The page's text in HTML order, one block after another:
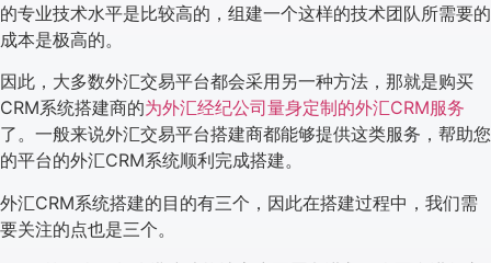
的专业技术水平是比较高的，组建一个这样的技术团队所需要的
成本是极高的。
因此，大多数外汇交易平台都会采用另一种方法，那就是购买
CRM系统搭建商的为外汇经纪公司量身定制的外汇CRM服务
了。一般来说外汇交易平台搭建商都能够提供这类服务，帮助您
的平台的外汇CRM系统顺利完成搭建。
外汇CRM系统搭建的目的有三个，因此在搭建过程中，我们需
要关注的点也是三个。